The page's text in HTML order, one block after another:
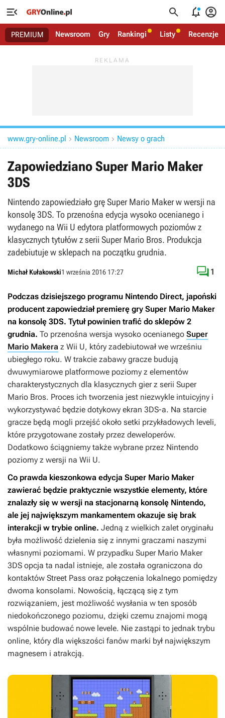
   
PREMIUM Newsroom Gry Rankingi Listy Recenzje
www.gry-online.pl  Newsroom  Newsy o grach
Zapowiedziano Super Mario Maker
3DS
Nintendo zapowiedziało grę Super Mario Maker w wersji na
konsolę 3DS. To przenośna edycja wysoko ocenianego i
wydanego na Wii U edytora platformowych poziomów z
klasycznych tytułów z serii Super Mario Bros. Produkcja
zadebiutuje w sklepach na początku grudnia.
Michał Kułakowski1 września 2016 17:27  1
Podczas dzisiejszego programu Nintendo Direct, japoński
producent zapowiedział premierę gry Super Mario Maker
na konsolę 3DS. Tytuł powinien trafić do sklepów 2
grudnia. To przenośna wersja wysoko ocenianego Super
Mario Makera z Wii U, który zadebiutował we wrześniu
ubiegłego roku. W trakcie zabawy gracze budują
dwuwymiarowe platformowe poziomy z elementów
charakterystycznych dla klasycznych gier z serii Super
Mario Bros. Proces ich tworzenia jest niezwykle intuicyjny i
wykorzystywać będzie dotykowy ekran 3DS-a. Na starcie
gracze będą mogli przejść około setki przykładowych leveli,
które przygotowane zostały przez deweloperów.
Dodatkowo ściągniemy także wybrane przez Nintendo
poziomy z wersji na Wii U.
Co prawda kieszonkowa edycja Super Mario Maker
zawierać będzie praktycznie wszystkie elementy, które
znalazły się w wersji na stacjonarną konsolę Nintendo,
ale jej największym mankamentem okazuje się brak
interakcji w trybie online. Jedną z wielkich zalet oryginału
była możliwość dzielenia się z innymi graczami naszymi
własnymi poziomami. W przypadku Super Mario Maker
3DS opcja ta nadal istnieje, ale została ograniczona do
kontaktów Street Pass oraz połączenia lokalnego pomiędzy
dwoma konsolami. Nowością, łączącą się z tym
rozwiązaniem, jest możliwość wysłania w ten sposób
niedokończonego poziomu, dzięki czemu znajomi mogą
wspólnie budować nowe levele. Nie zastąpi to jednak trybu
online, który dla większości fanów marki był największym
magnesem i atrakcją.